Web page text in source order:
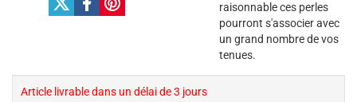
Article livrable dans un délai de 3 jours
raisonnable ces perles
pourront s'associer avec
un grand nombre de vos
tenues.